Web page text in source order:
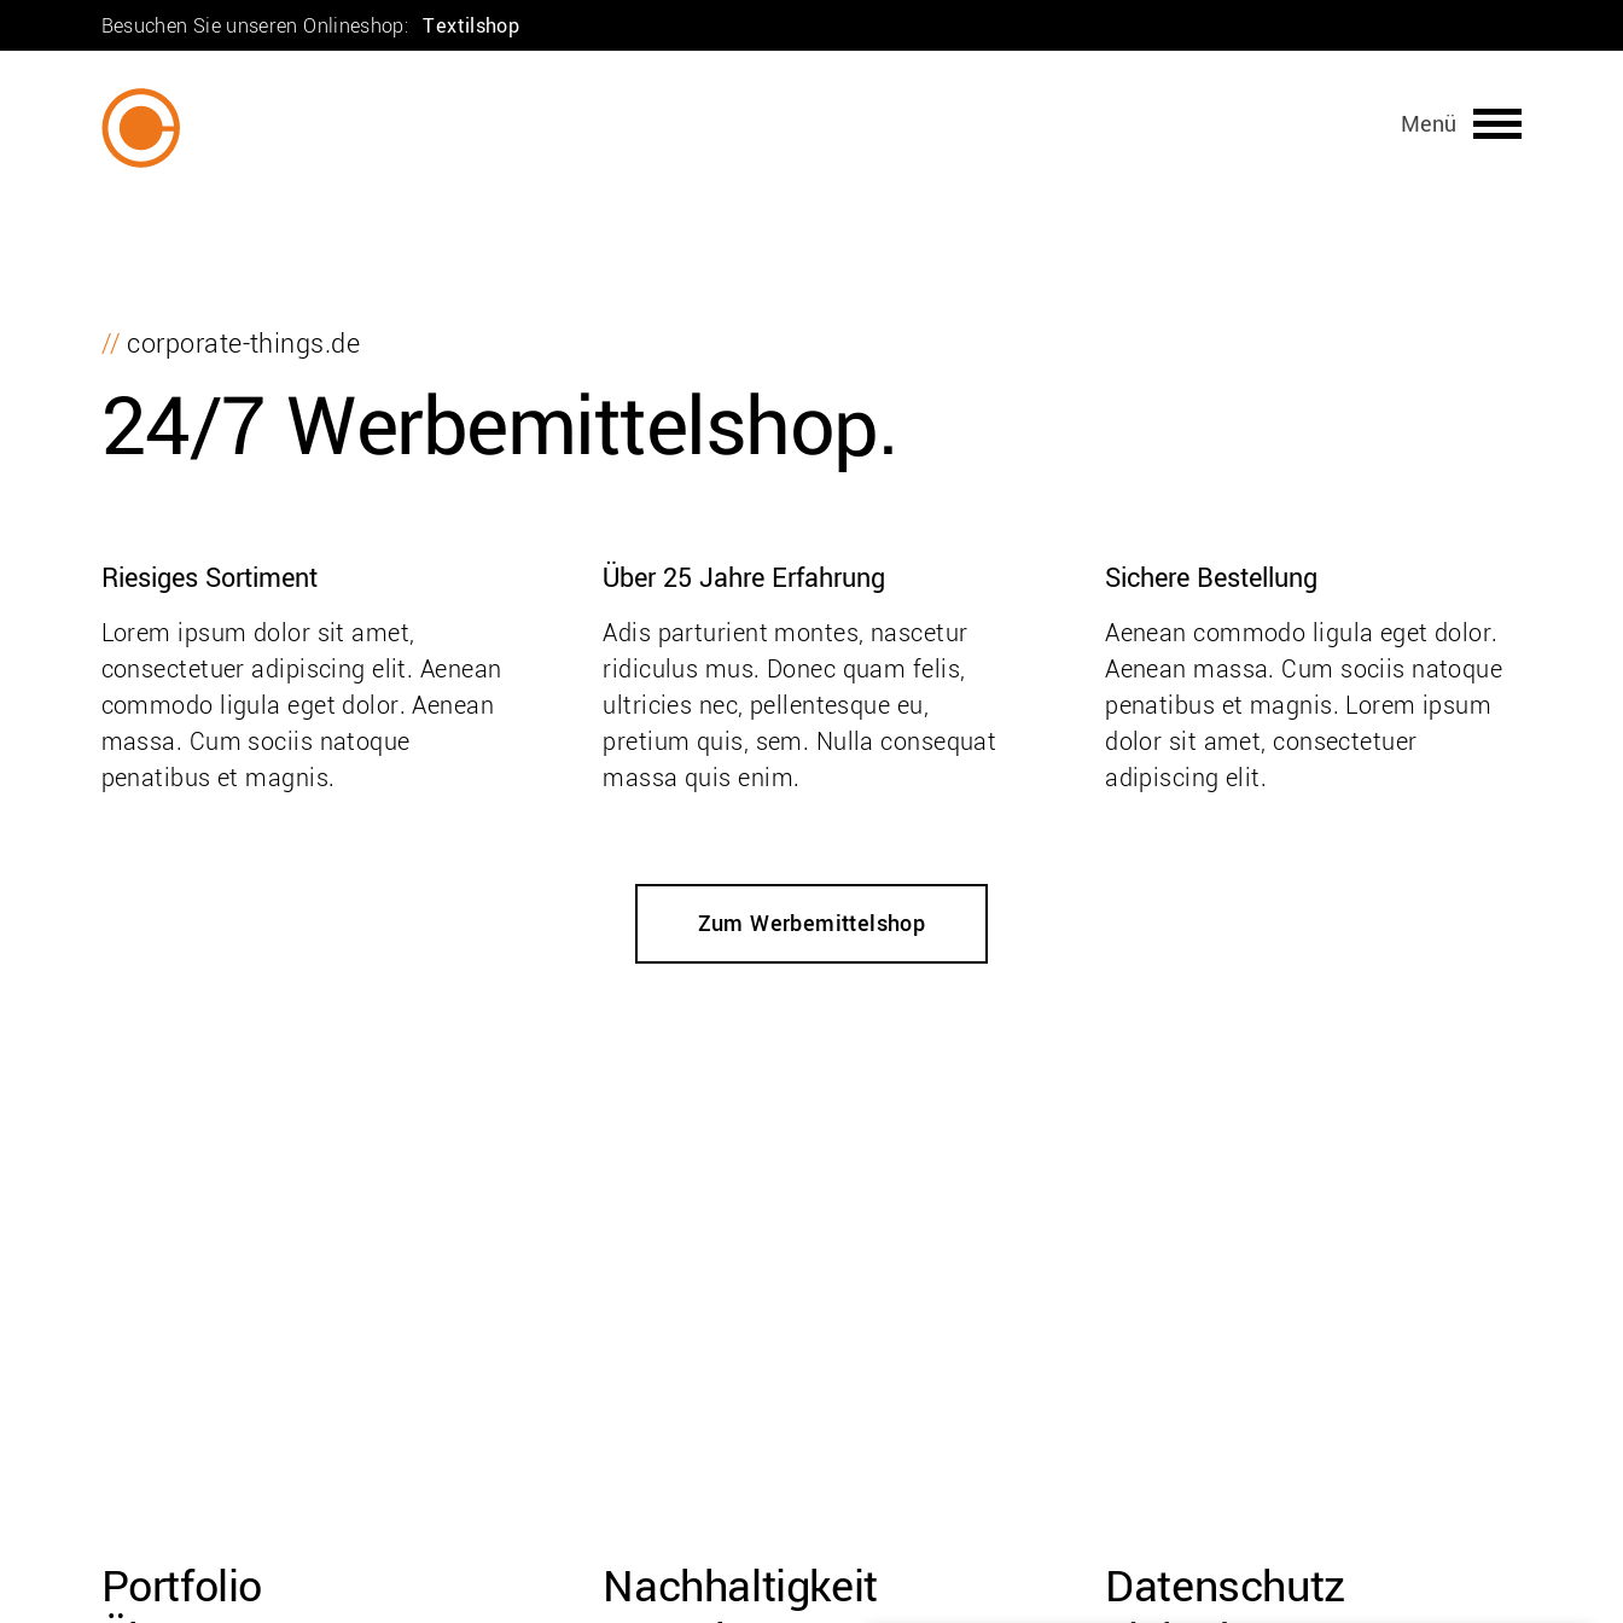
Besuchen Sie unseren Onlineshop: Textilshop
//corporate-things.de
24/7 Werbemittelshop.
Riesiges Sortiment
Lorem ipsum dolor sit amet,
consectetuer adipiscing elit. Aenean
commodo ligula eget dolor. Aenean
massa. Cum sociis natoque
penatibus et magnis.
Über 25 Jahre Erfahrung
Adis parturient montes, nascetur
ridiculus mus. Donec quam felis,
ultricies nec, pellentesque eu,
pretium quis, sem. Nulla consequat
massa quis enim.
Sichere Bestellung
Aenean commodo ligula eget dolor.
Aenean massa. Cum sociis natoque
penatibus et magnis. Lorem ipsum
dolor sit amet, consectetuer
adipiscing elit.
Zum Werbemittelshop
Portfolio
Nachhaltigkeit
Datenschutz